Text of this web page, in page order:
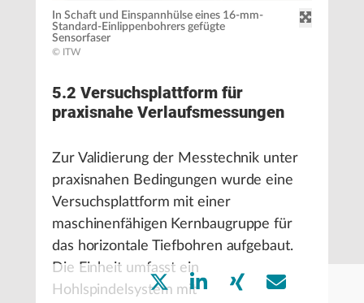
In Schaft und Einspannhülse eines 16-mm-
Standard-Einlippenbohrers gefügte
Sensorfaser
© ITW
5.2 Versuchsplattform für
praxisnahe Verlaufsmessungen
Zur Validierung der Messtechnik unter
praxisnahen Bedingungen wurde eine
Versuchsplattform mit einer
maschinenfähigen Kernbaugruppe für
das horizontale Tiefbohren aufgebaut.
Die Einheit umfasst ein
Hohlspindelsystem mit